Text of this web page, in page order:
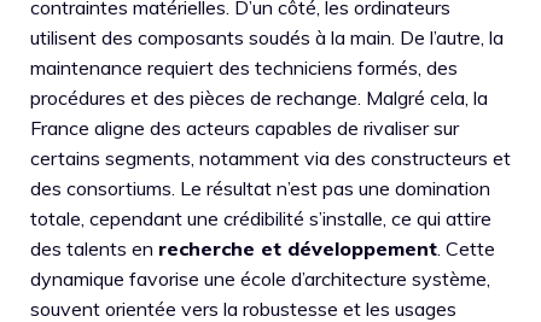
contraintes matérielles. D’un côté, les ordinateurs
utilisent des composants soudés à la main. De l’autre, la
maintenance requiert des techniciens formés, des
procédures et des pièces de rechange. Malgré cela, la
France aligne des acteurs capables de rivaliser sur
certains segments, notamment via des constructeurs et
des consortiums. Le résultat n’est pas une domination
totale, cependant une crédibilité s’installe, ce qui attire
des talents en recherche et développement. Cette
dynamique favorise une école d’architecture système,
souvent orientée vers la robustesse et les usages